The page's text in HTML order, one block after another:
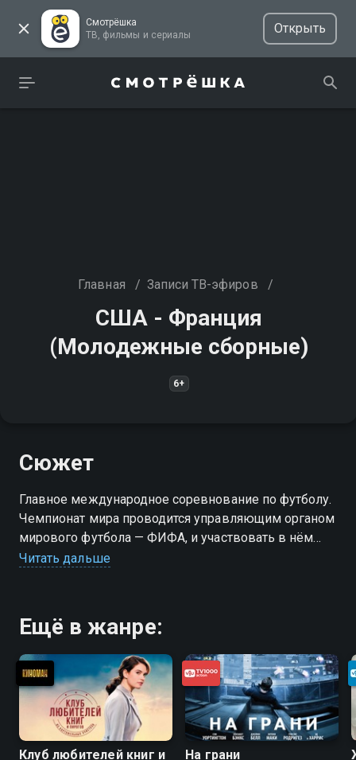
Смотрёшка
ТВ, фильмы и сериалы
Открыть
Главная / Записи ТВ-эфиров /
США - Франция
(Молодежные сборные)
6+
Сюжет
Главное международное соревнование по футболу.
Чемпионат мира проводится управляющим органом
мирового футбола — ФИФА, и участвовать в нём
могут мужские национальные сборные стран-
Читать дальше
Ещё в жанре:
Клуб любителей книг и
На грани